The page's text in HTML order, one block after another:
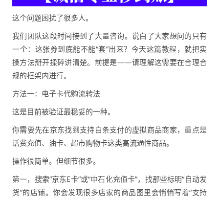
这个问题困扰了很多人。
我们团队这段时间接到了大量咨询。说白了大家想问的只有
一个：这张券到底能不能“套”出来？今天这篇教程，就把实
操方法掰开揉碎讲清楚。前提是——请理解这需要在合理合
规的框架内进行。
方法一：电子卡代购流转法
这是目前被验证最稳妥的一种。
你需要先在京东找到支持白条支付的虚拟商品商家，重点是
话费充值、油卡、超市购物卡这类高流通性商品。
操作很简单。但细节很多。
第一，搜索“京东E卡”或“中石化充值卡”，找那些标明“自动发
货”的店铺。你会发现很多店家的商品图里会悄悄写着“支持